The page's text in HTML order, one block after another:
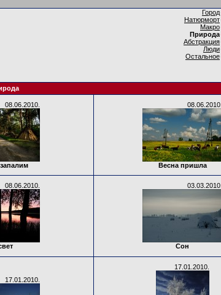
Город
Натюрморт
Макро
Природа
Абстракция
Люди
Остальное
08.06.2010. 08.06.2010.
Весна пришла
08.06.2010. 03.03.2010.
Сон
17.01.2010.
17.01.2010.